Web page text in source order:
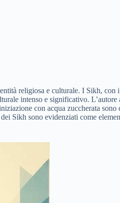
religiosa e culturale. I Sikh,
intenso e significativo.
con acqua zuccherata sono
Sikh sono evidenziati come